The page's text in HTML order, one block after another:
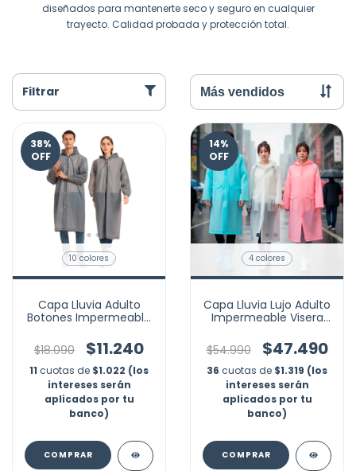
diseñados para mantenerte seco y seguro en cualquier
trayecto. Calidad probada y protección total.
Filtrar
38%
OFF
10 colores
Capa Lluvia Adulto
Botones Impermeable
Marca Nubotta
$18.090 $11.240
11 cuotas de $1.022 (los
intereses serán
aplicados por tu
banco)
COMPRAR
14%
OFF
4 colores
Capa Lluvia Lujo Adulto
Impermeable Visera
Nubotta
$54.990 $47.490
36 cuotas de $1.319 (los
intereses serán
aplicados por tu
banco)
COMPRAR